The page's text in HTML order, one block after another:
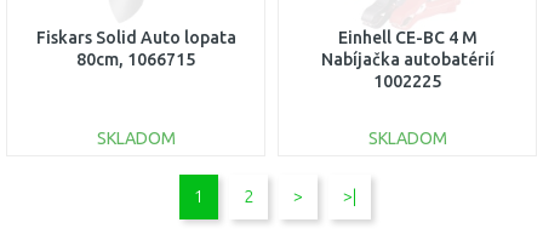
Fiskars Solid Auto lopata
80cm, 1066715
SKLADOM
DO KOŠÍKA
Einhell CE-BC 4 M
Nabíjačka autobatérií
1002225
SKLADOM
1 2 > >|